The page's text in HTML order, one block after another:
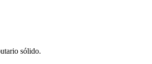
sólido.